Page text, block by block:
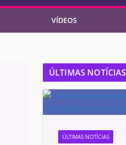
VÍDEOS
ÚLTIMAS NOTÍCIAS
ÚLTIMAS NOTÍCIAS